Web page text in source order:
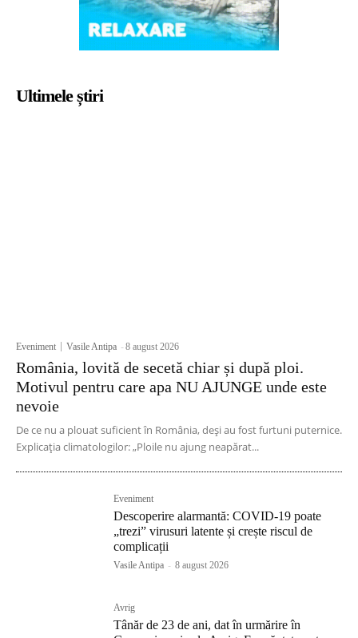
Ultimele știri
Eveniment Vasile Antipa -8 august 2026
România, lovită de secetă chiar și după ploi.
Motivul pentru care apa NU AJUNGE unde este
nevoie
De ce nu a plouat suficient în România, deși au fost furtuni puternice.
Explicația climatologilor: „Ploile nu ajung neapărat...
Eveniment
Descoperire alarmantă: COVID-19 poate
„trezi” virusuri latente și crește riscul de
complicații
Vasile Antipa - 8 august 2026
Avrig
Tânăr de 23 de ani, dat în urmărire în